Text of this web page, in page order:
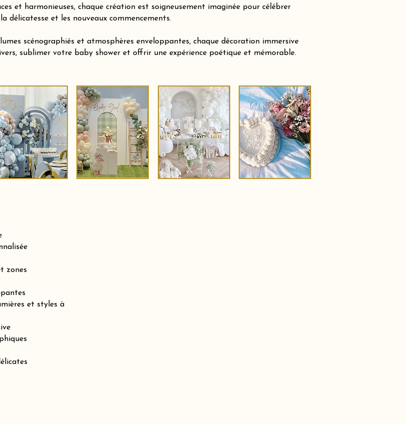
et harmonieuses, chaque création est soigneusement imaginée pour célébrer
la délicatesse et les nouveaux commencements.
scénographiés et atmosphères enveloppantes, chaque décoration immersive
sublimer votre baby shower et offrir une expérience poétique et mémorable.
zones
et styles à